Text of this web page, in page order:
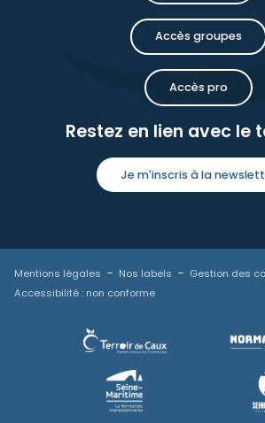
Accès groupes
Accès pro
Restez en lien avec le
Je m'inscris à la
Mentions légales Nos labels
Gestion des
Accessibilité : non conforme